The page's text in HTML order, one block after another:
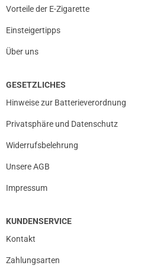
Vorteile der E-Zigarette
Einsteigertipps
Über uns
GESETZLICHES
Hinweise zur Batterieverordnung
Privatsphäre und Datenschutz
Widerrufsbelehrung
Unsere AGB
Impressum
KUNDENSERVICE
Kontakt
Zahlungsarten